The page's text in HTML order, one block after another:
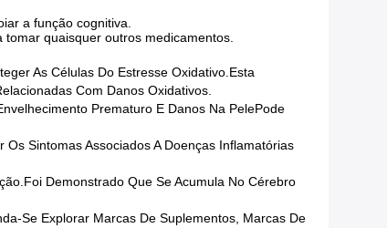
a função cognitiva.
quaisquer outros medicamentos.
As Células Do Estresse Oxidativo.Esta
Com Danos Oxidativos.
Prematuro E Danos Na PelePode
Sintomas Associados A Doenças Inflamatórias
Demonstrado Que Se Acumula No Cérebro
Se Explorar Marcas De Suplementos, Marcas De